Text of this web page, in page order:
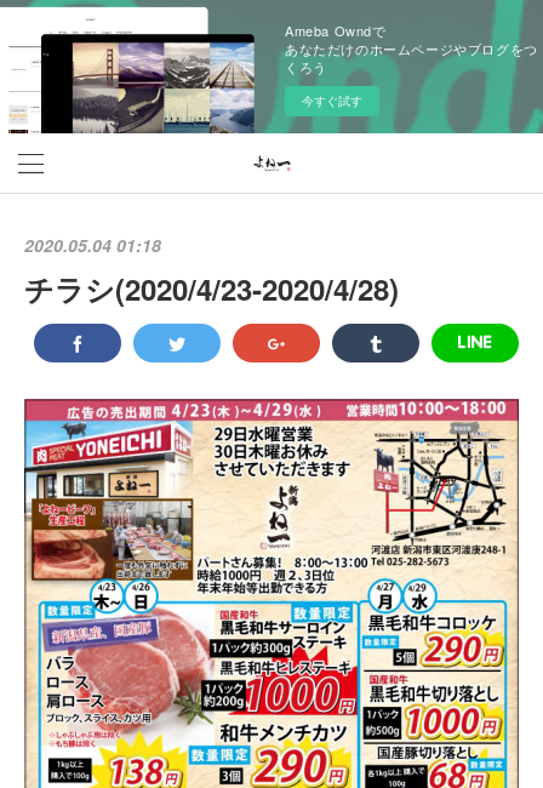
Ameba Owndで
あなただけのホームページやブログをつ
くろう
今すぐ試す
2020.05.04 01:18
チラシ(2020/4/23‐2020/4/28)